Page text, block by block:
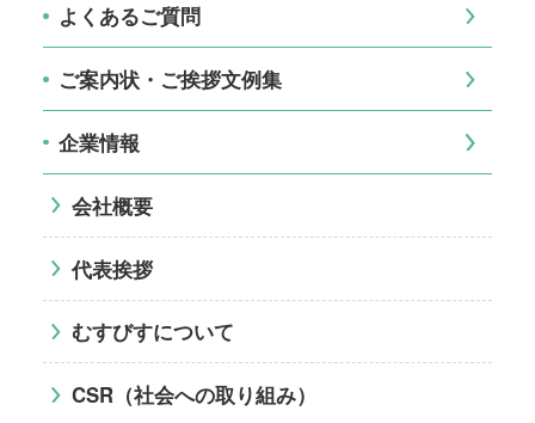
よくあるご質問
ご案内状・ご挨拶文例集
企業情報
会社概要
代表挨拶
むすびすについて
CSR（社会への取り組み）